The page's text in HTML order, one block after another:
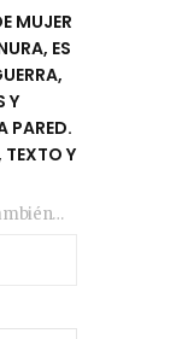
MUJER
ES
Y
PARED.
Y
La imagen de Tapa (ver también más arriba) fue compuesta en estos días de febrero…